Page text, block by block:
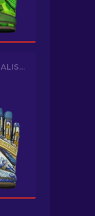
GUANTI DELLO SPECIALISTA